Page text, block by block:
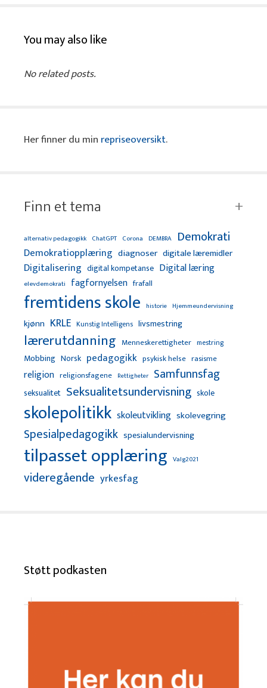
You may also like
No related posts.
Her finner du min repriseoversikt.
Finn et tema
alternativ pedagogikk ChatGPT Corona DEMBRA Demokrati
Demokratiopplæring diagnoser digitale læremidler
Digitalisering digital kompetanse Digital læring
elevdemokrati fagfornyelsen frafall
fremtidens skole historie Hjemmeundervisning
kjønn KRLE Kunstig Intelligens livsmestring
lærerutdanning Menneskerettigheter mestring
Mobbing Norsk pedagogikk psykisk helse rasisme
religion religionsfagene Rettigheter Samfunnsfag
seksualitet Seksualitetsundervisning skole
skolepolitikk skoleutvikling skolevegring
Spesialpedagogikk spesialundervisning
tilpasset opplæring Valg2021
videregående yrkesfag
Støtt podkasten